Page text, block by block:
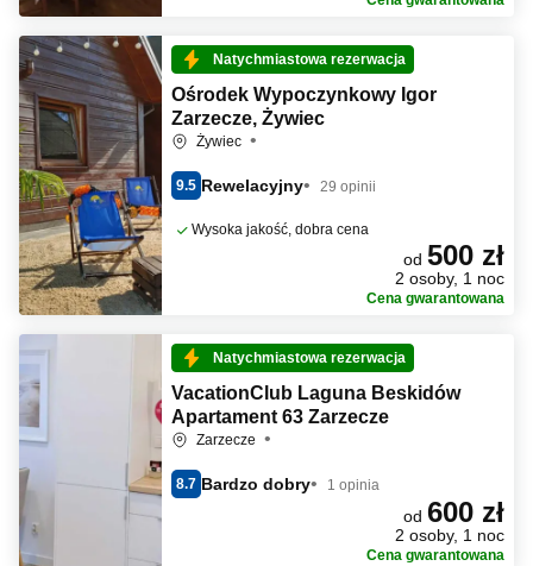
Natychmiastowa rezerwacja
Ośrodek Wypoczynkowy Igor
Zarzecze, Żywiec
Żywiec
9.5 Rewelacyjny 29 opinii
Wysoka jakość, dobra cena
od 500 zł
2 osoby, 1 noc
Cena gwarantowana
Natychmiastowa rezerwacja
VacationClub Laguna Beskidów
Apartament 63 Zarzecze
Zarzecze
8.7 Bardzo dobry 1 opinia
od 600 zł
2 osoby, 1 noc
Cena gwarantowana